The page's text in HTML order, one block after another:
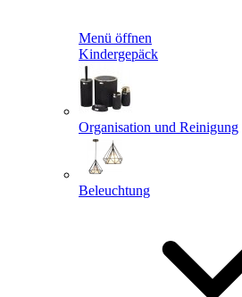
Menü öffnen
Kindergepäck
Organisation und Reinigung
Beleuchtung